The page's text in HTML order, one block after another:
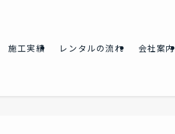
施工実績 レンタルの流れ 会社案内